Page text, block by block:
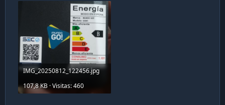
IMG_20250812_122456.jpg
107,8 KB · Visitas: 460